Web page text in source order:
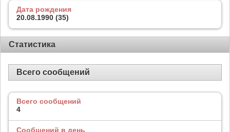
Дата рождения
20.08.1990 (35)
Статистика
Всего сообщений
Всего сообщений
4
Сообщений в день